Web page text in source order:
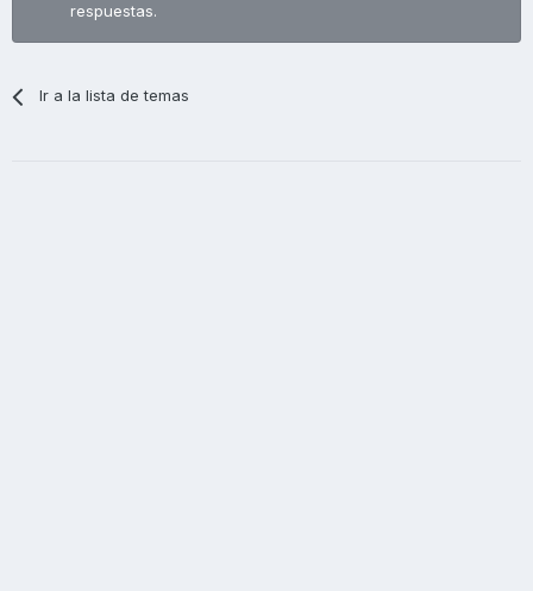
respuestas.
Ir a la lista de temas